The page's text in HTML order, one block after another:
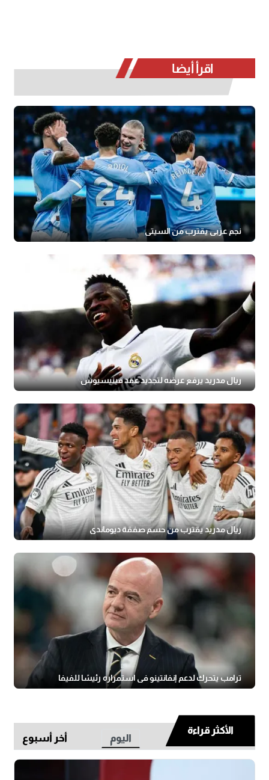
اقرأ أيضا
نجم عربي يقترب من السيتي
ريال مدريد يرفع عرضه لتجديد عقد فينيسيوس
ريال مدريد يقترب من حسم صفقة ديوماندي
ترامب يتحرك لدعم إنفانتينو في استمراره رئيسًا للفيفا
الأكثر قراءة
اليوم أخر أسبوع